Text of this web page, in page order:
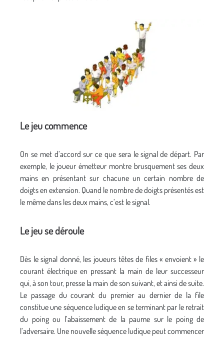
Le jeu commence
On se met d’accord sur ce que sera le signal de départ. Par
exemple, le joueur émetteur montre brusquement ses deux
mains en présentant sur chacune un certain nombre de
doigts en extension. Quand le nombre de doigts présentés est
le même dans les deux mains, c’est le signal.
Le jeu se déroule
Dès le signal donné, les joueurs têtes de files « envoient » le
courant électrique en pressant la main de leur successeur
qui, à son tour, presse la main de son suivant, et ainsi de suite.
Le passage du courant du premier au dernier de la file
constitue une séquence ludique en se terminant par le retrait
du poing ou l’abaissement de la paume sur le poing de
l’adversaire. Une nouvelle séquence ludique peut commencer